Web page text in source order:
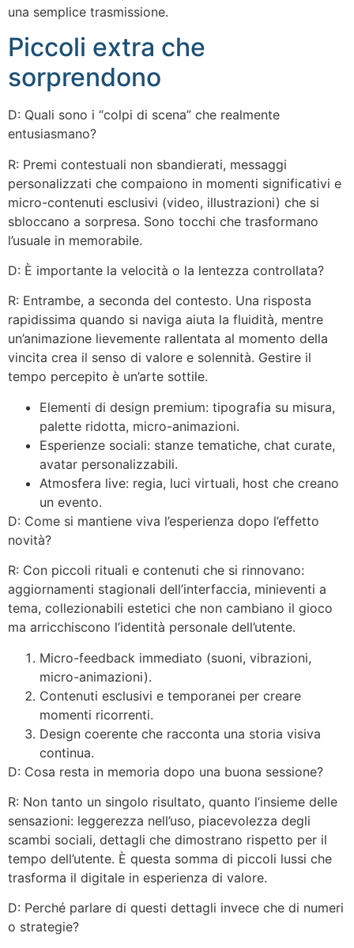
una semplice trasmissione.
Piccoli extra che
sorprendono
D: Quali sono i “colpi di scena” che realmente
entusiasmano?
R: Premi contestuali non sbandierati, messaggi
personalizzati che compaiono in momenti significativi e
micro-contenuti esclusivi (video, illustrazioni) che si
sbloccano a sorpresa. Sono tocchi che trasformano
l’usuale in memorabile.
D: È importante la velocità o la lentezza controllata?
R: Entrambe, a seconda del contesto. Una risposta
rapidissima quando si naviga aiuta la fluidità, mentre
un’animazione lievemente rallentata al momento della
vincita crea il senso di valore e solennità. Gestire il
tempo percepito è un’arte sottile.
Elementi di design premium: tipografia su misura,
palette ridotta, micro-animazioni.
Esperienze sociali: stanze tematiche, chat curate,
avatar personalizzabili.
Atmosfera live: regia, luci virtuali, host che creano
un evento.
D: Come si mantiene viva l’esperienza dopo l’effetto
novità?
R: Con piccoli rituali e contenuti che si rinnovano:
aggiornamenti stagionali dell’interfaccia, minieventi a
tema, collezionabili estetici che non cambiano il gioco
ma arricchiscono l’identità personale dell’utente.
Micro-feedback immediato (suoni, vibrazioni,
micro-animazioni).
Contenuti esclusivi e temporanei per creare
momenti ricorrenti.
Design coerente che racconta una storia visiva
continua.
D: Cosa resta in memoria dopo una buona sessione?
R: Non tanto un singolo risultato, quanto l’insieme delle
sensazioni: leggerezza nell’uso, piacevolezza degli
scambi sociali, dettagli che dimostrano rispetto per il
tempo dell’utente. È questa somma di piccoli lussi che
trasforma il digitale in esperienza di valore.
D: Perché parlare di questi dettagli invece che di numeri
o strategie?